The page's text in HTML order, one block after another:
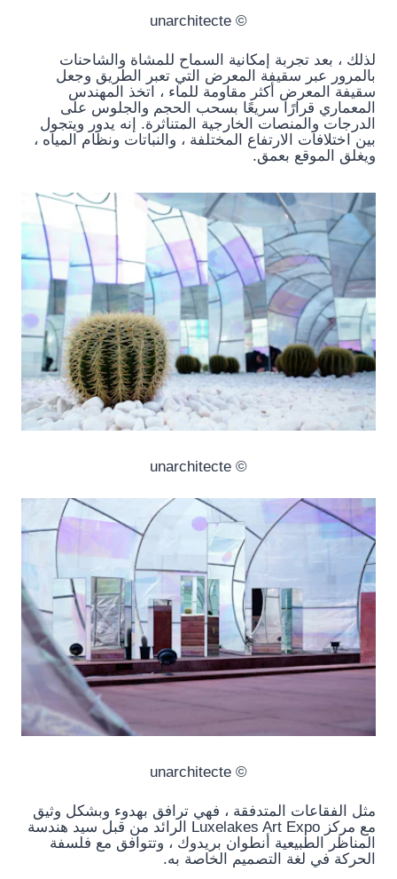
© unarchitecte
لذلك ، بعد تجربة إمكانية السماح للمشاة والشاحنات
بالمرور عبر سقيفة المعرض التي تعبر الطريق وجعل
سقيفة المعرض أكثر مقاومة للماء ، اتخذ المهندس
المعماري قرارًا سريعًا بسحب الحجم والجلوس على
الدرجات والمنصات الخارجية المتناثرة. إنه يدور ويتجول
بين اختلافات الارتفاع المختلفة ، والنباتات ونظام المياه ،
ويغلق الموقع بعمق.
© unarchitecte
© unarchitecte
مثل الفقاعات المتدفقة ، فهي ترافق بهدوء وبشكل وثيق
مع مركز Luxelakes Art Expo الرائد من قبل سيد هندسة
المناظر الطبيعية أنطوان بريدوك ، وتتوافق مع فلسفة
الحركة في لغة التصميم الخاصة به.